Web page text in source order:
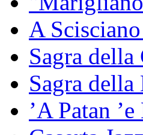
A
Sagra della
Sagra della
’A Patan